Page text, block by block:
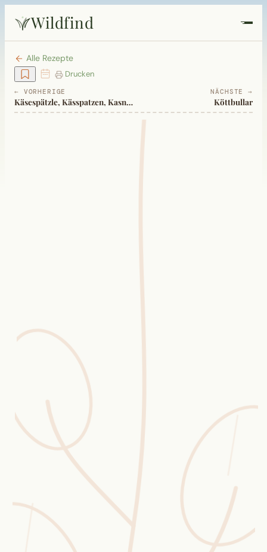
Wildfind
Startseite
Pflanzen
Blüten-Finder
Phänologie-Radar
Vogelstimmen
Gartenplaner
Düngeberater
Challenges
Wusstest du?
Alle Rezepte
Drucken
← VORHERIGE
Käsespätzle, Kässpatzen, Kasnocken
NÄCHSTE →
Köttbullar